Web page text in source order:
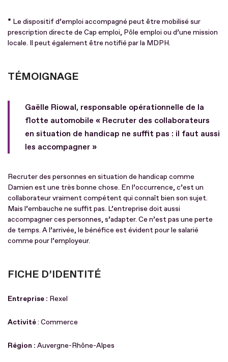
* Le dispositif d’emploi accompagné peut être mobilisé sur
prescription directe de Cap emploi, Pôle emploi ou d’une mission
locale. Il peut également être notifié par la MDPH.
TÉMOIGNAGE
Gaëlle Riowal, responsable opérationnelle de la
flotte automobile « Recruter des collaborateurs
en situation de handicap ne suffit pas : il faut aussi
les accompagner »
Recruter des personnes en situation de handicap comme
Damien est une très bonne chose. En l’occurrence, c’est un
collaborateur vraiment compétent qui connaît bien son sujet.
Mais l’embauche ne suffit pas. L’entreprise doit aussi
accompagner ces personnes, s’adapter. Ce n’est pas une perte
de temps. A l’arrivée, le bénéfice est évident pour le salarié
comme pour l’employeur.
FICHE D’IDENTITÉ
Entreprise : Rexel
Activité: Commerce
Région : Auvergne-Rhône-Alpes